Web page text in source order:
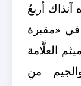
آنذاك أربعٌ
«مقبرة
العلَّامة
منِ